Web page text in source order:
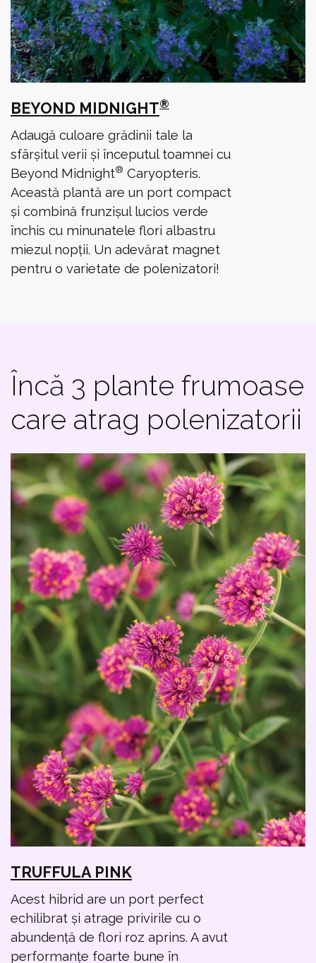
BEYOND MIDNIGHT®
Adaugă culoare grădinii tale la
sfârșitul verii și începutul toamnei cu
Beyond Midnight® Caryopteris.
Această plantă are un port compact
și combină frunzișul lucios verde
închis cu minunatele flori albastru
miezul nopții. Un adevărat magnet
pentru o varietate de polenizatori!
Încă 3 plante frumoase
care atrag polenizatorii
TRUFFULA PINK
Acest hibrid are un port perfect
echilibrat și atrage privirile cu o
abundență de flori roz aprins. A avut
performanțe foarte bune în